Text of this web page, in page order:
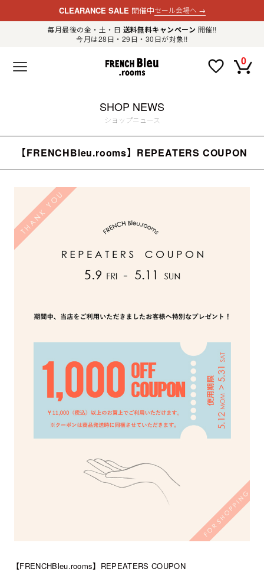
CLEARANCE SALE 開催中セール会場へ →
毎月最後の金・土・日 送料無料キャンペーン 開催!!
今月は28日・29日・30日が対象!!
F
R
H
B
l
u
r
o
セ
レ
ト
シ
ッ
0
ログイン
LADIES
GOODS
OTHER
SHOP NEWS
ログイン
SHOP NEWS
ショップニュース
【FRENCHBleu.rooms】REPEATERS COUPON
【FRENCHBleu.rooms】REPEATERS COUPON